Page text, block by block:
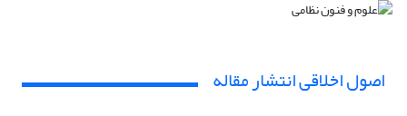
اصول اخلاقی انتشار مقاله